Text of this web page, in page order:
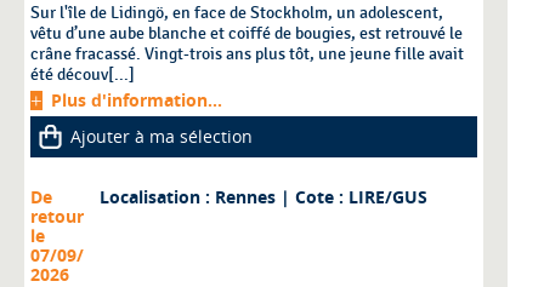
Sur l'île de Lidingö, en face de Stockholm, un adolescent,
vêtu d’une aube blanche et coiffé de bougies, est retrouvé le
crâne fracassé. Vingt-trois ans plus tôt, une jeune fille avait
été découv[...]
Plus d'information...
Ajouter à ma sélection
De
retour
le
07/09/
2026
Localisation : Rennes | Cote : LIRE/GUS